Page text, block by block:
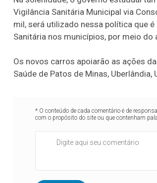
Vigilância Sanitária Municipal via
mil, será utilizado nessa política que
Sanitária nos municípios, por meio
Os novos carros apoiarão as ações
Saúde de Patos de Minas, Uberlândia,
* O conteúdo de cada comentário é de
com o propósito do site ou que contenham